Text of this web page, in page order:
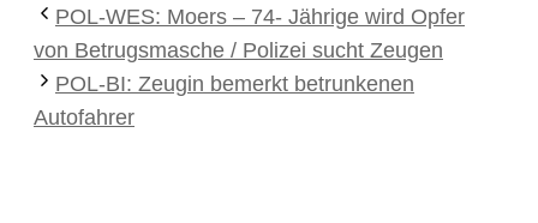
POL-WES: Moers – 74- Jährige wird Opfer
von Betrugsmasche / Polizei sucht Zeugen
POL-BI: Zeugin bemerkt betrunkenen
Autofahrer